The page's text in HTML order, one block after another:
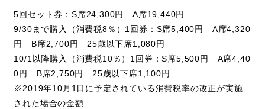
5回セット券：S席24,300円 A席19,440円
9/30まで購入（消費税8％）1回券：S席5,400円 A席4,320
円 B席2,700円 25歳以下席1,080円
10/1以降購入（消費税10％）1回券：S席5,500円 A席4,40
0円 B席2,750円 25歳以下席1,100円
※2019年10月1日に予定されている消費税率の改正が実施
された場合の金額